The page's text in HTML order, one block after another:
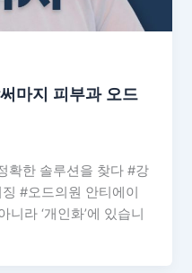
마지 피부과 오드
확한 솔루션을 찾다 #강
#오드의원 안티에이
니라 ‘개인화’에 있습니